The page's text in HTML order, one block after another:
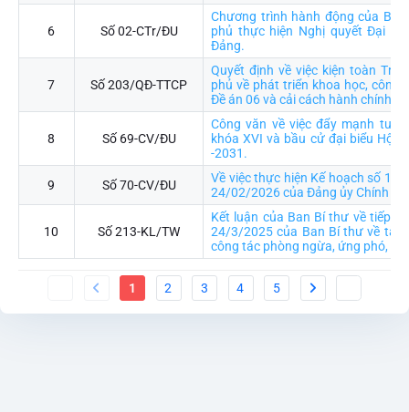
6 Số 02-CTr/ĐU
Chương trình hành động của
phủ thực hiện Nghị quyết Đại
Đảng.
7 Số 203/QĐ-TTCP
Quyết định về việc kiện toàn
phủ về phát triển khoa học, công
Đề án 06 và cải cách hành chính
8 Số 69-CV/ĐU
Công văn về việc đẩy mạnh
khóa XVI và bầu cử đại biểu Hội
-2031.
9 Số 70-CV/ĐU
Về việc thực hiện Kế hoạch số
24/02/2026 của Đảng ủy Chính
10 Số 213-KL/TW
Kết luận của Ban Bí thư về tiếp
24/3/2025 của Ban Bí thư về
công tác phòng ngừa, ứng phó,
1 2 3 4 5